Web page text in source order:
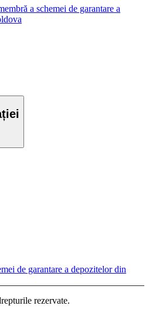
a schemei de garantare a
de garantare a depozitelor din
rezervate.